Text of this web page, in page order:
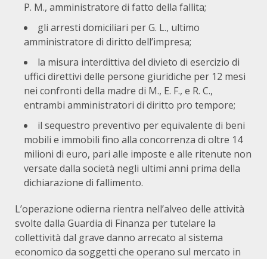
P. M., amministratore di fatto della fallita;
gli arresti domiciliari per G. L., ultimo
amministratore di diritto dell’impresa;
la misura interdittiva del divieto di esercizio di
uffici direttivi delle persone giuridiche per 12 mesi
nei confronti della madre di M., E. F., e R. C.,
entrambi amministratori di diritto pro tempore;
il sequestro preventivo per equivalente di beni
mobili e immobili fino alla concorrenza di oltre 14
milioni di euro, pari alle imposte e alle ritenute non
versate dalla società negli ultimi anni prima della
dichiarazione di fallimento.
L’operazione odierna rientra nell’alveo delle attività
svolte dalla Guardia di Finanza per tutelare la
collettività dal grave danno arrecato al sistema
economico da soggetti che operano sul mercato in